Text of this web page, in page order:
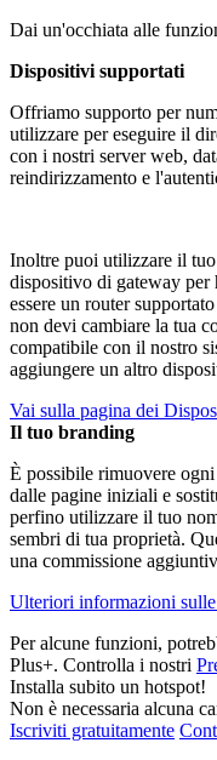
Dai un'occhiata alle
Dispositivi supportati
Offriamo supporto per
utilizzare per eseguire il
con i nostri server web,
reindirizzamento e
Inoltre puoi utilizzare il tuo
dispositivo di gateway per
essere un router
non devi cambiare la tua
compatibile con il nostro
aggiungere un altro
Vai sulla pagina dei
Il tuo branding
È possibile rimuovere
dalle pagine iniziali e
perfino utilizzare il tuo
sembri di tua proprietà.
una commissione
Ulteriori informazioni
Per alcune funzioni,
Plus+. Controlla i nostri
Installa subito un hotspot!
Non è necessaria alcuna
Iscriviti gratuitamente